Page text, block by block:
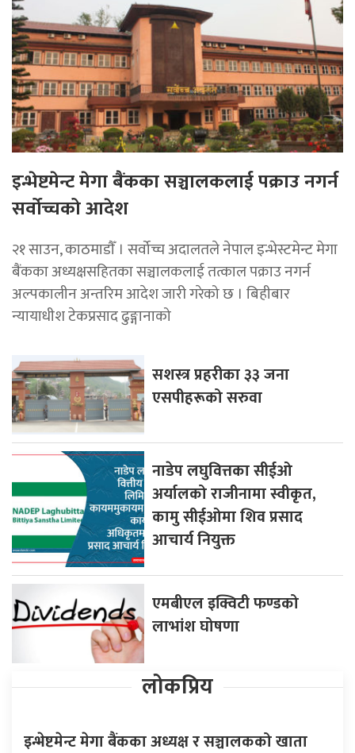
इन्भेष्टमेन्ट मेगा बैंकका सञ्चालकलाई पक्राउ नगर्न
सर्वोच्चको आदेश
२१ साउन, काठमाडाैँ । सर्वोच्च अदालतले नेपाल इन्भेस्टमेन्ट मेगा
बैंकका अध्यक्षसहितका सञ्चालकलाई तत्काल पक्राउ नगर्न
अल्पकालीन अन्तरिम आदेश जारी गरेको छ । बिहीबार
न्यायाधीश टेकप्रसाद ढुङ्गानाको
सशस्त्र प्रहरीका ३३ जना
एसपीहरूको सरुवा
नाडेप लघुवित्तका सीईओ
अर्यालको राजीनामा स्वीकृत,
कामु सीईओमा शिव प्रसाद
आचार्य नियुक्त
एमबीएल इक्विटी फण्डको
लाभांश घोषणा
लोकप्रिय
इन्भेष्टमेन्ट मेगा बैंकका अध्यक्ष र सञ्चालकको खाता